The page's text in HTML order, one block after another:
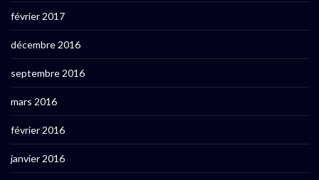
février 2017
décembre 2016
septembre 2016
mars 2016
février 2016
janvier 2016